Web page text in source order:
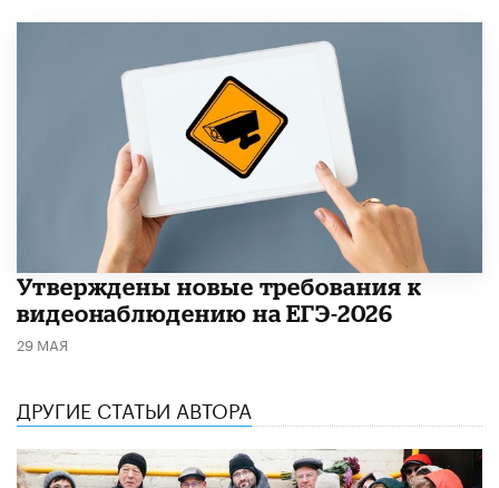
Утверждены новые требования к
видеонаблюдению на ЕГЭ-2026
29 МАЯ
ДРУГИЕ СТАТЬИ АВТОРА